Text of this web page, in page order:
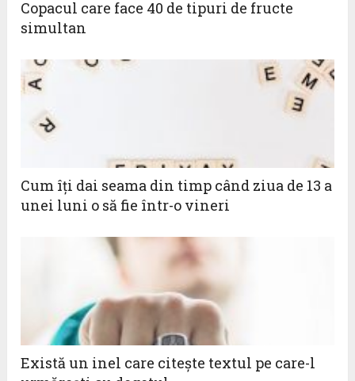
Copacul care face 40 de tipuri de fructe
simultan
Cum îți dai seama din timp când ziua de 13 a
unei luni o să fie într-o vineri
Există un inel care citeşte textul pe care-l